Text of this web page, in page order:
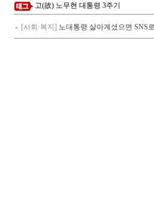
고(故) 노무현 대통령 3주기
[사회·복지] 노대통령 살아계셨으면 SNS